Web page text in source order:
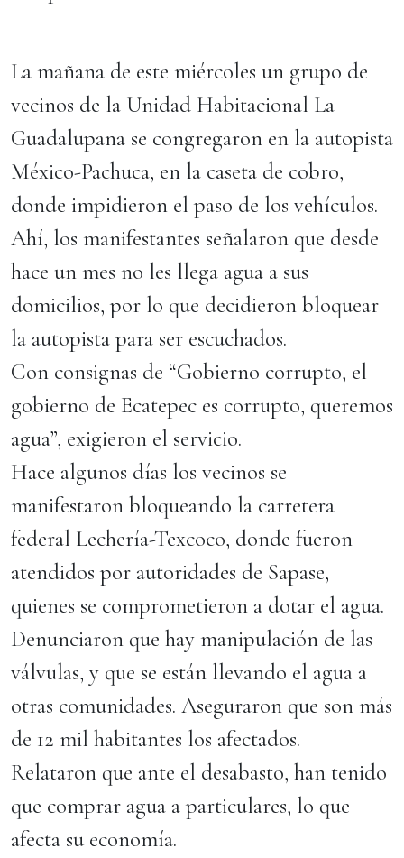
La mañana de este miércoles un grupo de
vecinos de la Unidad Habitacional La
Guadalupana se congregaron en la autopista
México-Pachuca, en la caseta de cobro,
donde impidieron el paso de los vehículos.
Ahí, los manifestantes señalaron que desde
hace un mes no les llega agua a sus
domicilios, por lo que decidieron bloquear
la autopista para ser escuchados.
Con consignas de “Gobierno corrupto, el
gobierno de Ecatepec es corrupto, queremos
agua”, exigieron el servicio.
Hace algunos días los vecinos se
manifestaron bloqueando la carretera
federal Lechería-Texcoco, donde fueron
atendidos por autoridades de Sapase,
quienes se comprometieron a dotar el agua.
Denunciaron que hay manipulación de las
válvulas, y que se están llevando el agua a
otras comunidades. Aseguraron que son más
de 12 mil habitantes los afectados.
Relataron que ante el desabasto, han tenido
que comprar agua a particulares, lo que
afecta su economía.